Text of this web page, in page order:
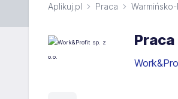
Aplikuj.pl Praca